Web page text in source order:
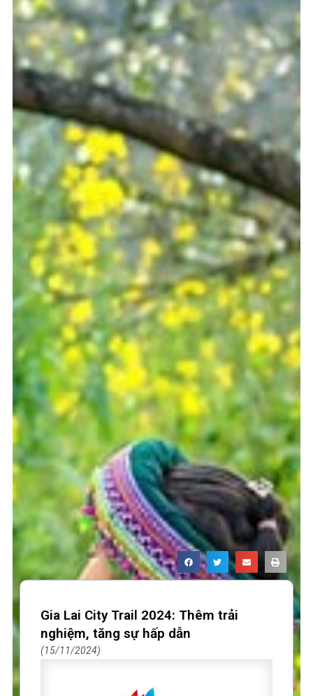
Gia Lai City Trail 2024: Thêm trải
nghiệm, tăng sự hấp dẫn
15/11/2024